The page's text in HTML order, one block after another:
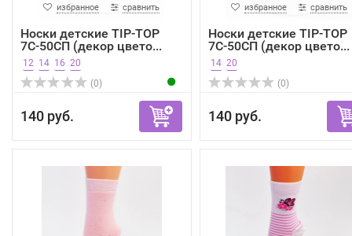
избранное сравнить
Носки детские TIP-TOP
7С-50СП (декор цвето...
12 14 16 20
(0)
140 руб.
избранное сравнить
Носки детские TIP-TOP
7С-50СП (декор цвето...
14 20
(0)
140 руб.